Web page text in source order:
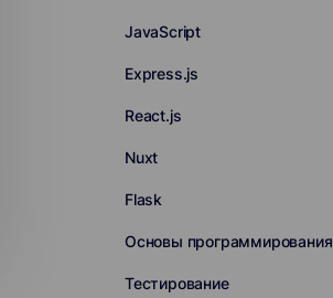
JavaScript
Express.js
React.js
Nuxt
Flask
Основы программирования
Тестирование